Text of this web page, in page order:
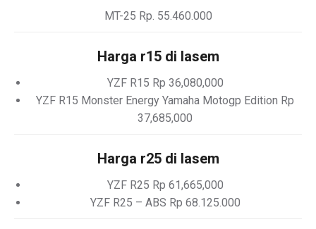
MT-25 Rp. 55.460.000
Harga r15 di lasem
YZF R15 Rp 36,080,000
YZF R15 Monster Energy Yamaha Motogp Edition Rp
37,685,000
Harga r25 di lasem
YZF R25 Rp 61,665,000
YZF R25 – ABS Rp 68.125.000